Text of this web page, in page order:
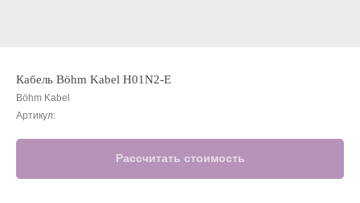
Кабель Böhm Kabel H01N2-E
Böhm Kabel
Артикул:
Рассчитать стоимость